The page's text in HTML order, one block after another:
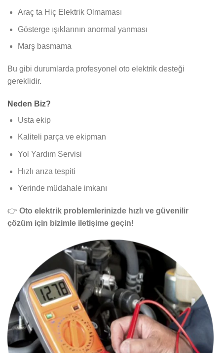
Araç ta Hiç Elektrik Olmaması
Gösterge ışıklarının anormal yanması
Marş basmama
Bu gibi durumlarda profesyonel oto elektrik desteği
gereklidir.
Neden Biz?
Usta ekip
Kaliteli parça ve ekipman
Yol Yardım Servisi
Hızlı arıza tespiti
Yerinde müdahale imkanı
👉 Oto elektrik problemlerinizde hızlı ve güvenilir
çözüm için bizimle iletişime geçin!